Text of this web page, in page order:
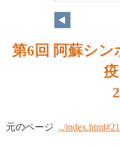
第6回 阿蘇シン
元のページ ../index.html#21